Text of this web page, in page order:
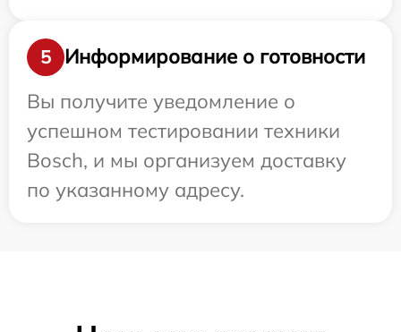
5
Информирование о готовности
Вы получите уведомление о
успешном тестировании техники
Bosch, и мы организуем доставку
по указанному адресу.